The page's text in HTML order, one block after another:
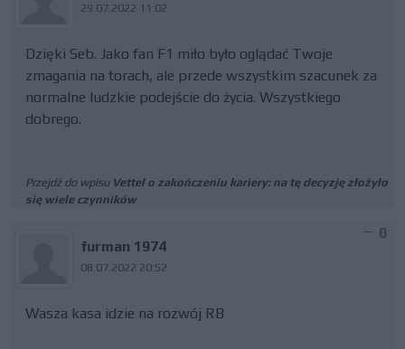
29.07.2022 11:02
Dzięki Seb. Jako fan F1 miło było oglądać Twoje
zmagania na torach, ale przede wszystkim szacunek za
normalne ludzkie podejście do życia. Wszystkiego
dobrego.
Przejdź do wpisu Vettel o zakończeniu kariery: na tę decyzję złożyło
się wiele czynników
furman 1974
08.07.2022 20:52
0
Wasza kasa idzie na rozwój RB